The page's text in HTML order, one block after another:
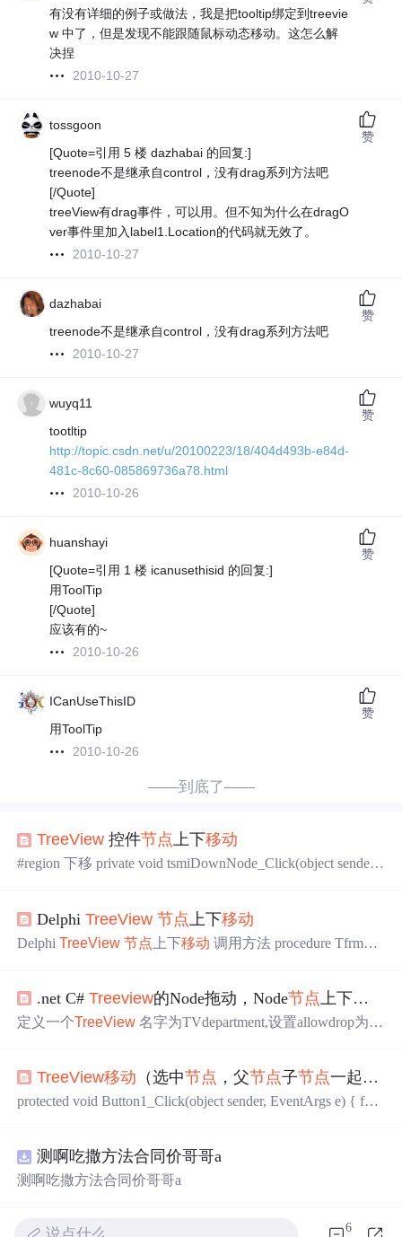
有没有详细的例子或做法，我是把tooltip绑定到treevie
w 中了，但是发现不能跟随鼠标动态移动。这怎么解
决捏
2010-10-27
tossgoon
[Quote=引用 5 楼 dazhabai 的回复:]
treenode不是继承自control，没有drag系列方法吧
[/Quote]
treeView有drag事件，可以用。但不知为什么在dragO
ver事件里加入label1.Location的代码就无效了。
2010-10-27
赞
dazhabai
treenode不是继承自control，没有drag系列方法吧
2010-10-27
赞
wuyq11
tootltip
http://topic.csdn.net/u/20100223/18/404d493b-e84d-
481c-8c60-085869736a78.html
2010-10-26
赞
huanshayi
[Quote=引用 1 楼 icanusethisid 的回复:]
用ToolTip
[/Quote]
应该有的~
2010-10-26
赞
ICanUseThisID
用ToolTip
2010-10-26
赞
——到底了——
TreeView 控件节点上下移动
#region 下移 private void tsmiDownNode_Click(object sender,
... DelphiTreeView 节点 上下移动
DelphiTreeView 节点 上下移动 调用方法 procedure TfrmDat
.net C#Treeview的Node拖动，Node节点 上下移动
定义一个TreeView 名字为TVdepartment,设置allowdrop为Tr
dgis@126.com,yanleigis@21cn.com 20
TreeView移动 （选中节点 ，父节点子节点一起 移动
protected void Button1_Click(object sender, EventArgs e) { for
测啊吃撒方法合同价哥哥a
测啊吃撒方法合同价哥哥a
说点什么… 6